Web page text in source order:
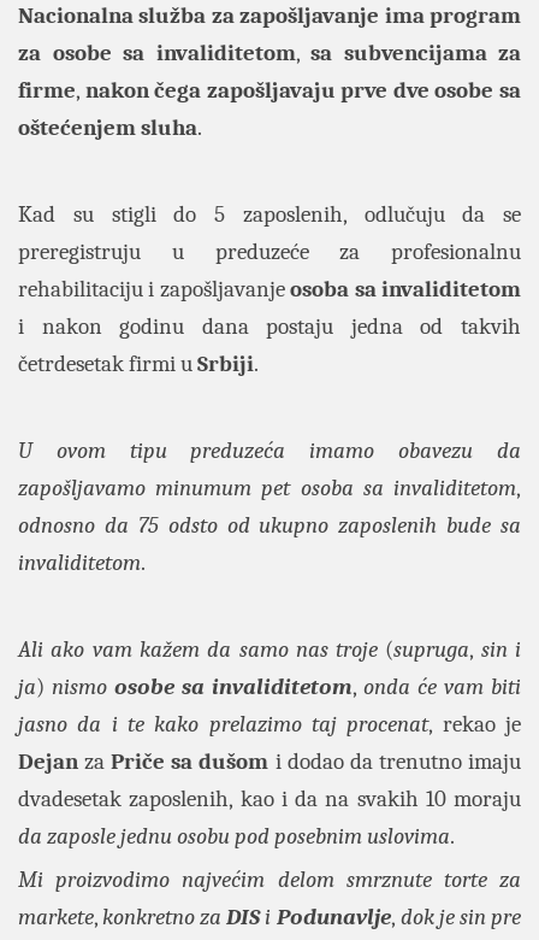
Nacionalna služba za zapošljavanje ima program
za osobe sa invaliditetom, sa subvencijama za
firme, nakon čega zapošljavaju prve dve osobe sa
oštećenjem sluha.
Kad su stigli do 5 zaposlenih, odlučuju da se
preregistruju u preduzeće za profesionalnu
rehabilitaciju i zapošljavanjeosoba sa invaliditetom
i nakon godinu dana postaju jedna od takvih
četrdesetak firmi uSrbiji.
U ovom tipu preduzeća imamo obavezu da
zapošljavamo minumum pet osoba sa invaliditetom,
odnosno da 75 odsto od ukupno zaposlenih bude sa
invaliditetom.
Ali ako vam kažem da samo nas troje (supruga, sin i
ja) nismo osobe sa invaliditetom, onda će vam biti
jasno da i te kako prelazimo taj procenat, rekao je
Dejan zaPriče sa dušom i dodao da trenutno imaju
dvadesetak zaposlenih, kao i da na svakih 10 moraju
da zaposle jednu osobu pod posebnim uslovima.
Mi proizvodimo najvećim delom smrznute torte za
markete,konkretno zaDISi Podunavlje, dok je sin pre